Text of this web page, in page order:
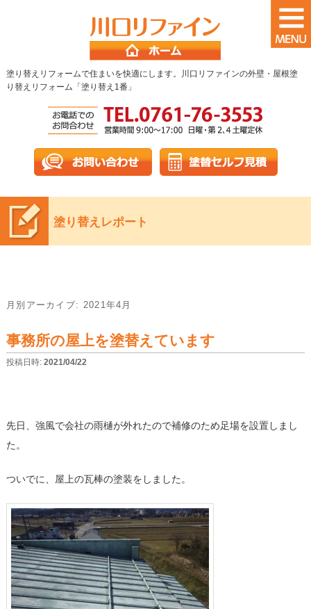
塗り替えリフォームで住まいを快適にします。川口リファインの外壁・屋根塗
り替えリフォーム「塗り替え1番」
塗り替えレポート
月別アーカイブ: 2021年4月
事務所の屋上を塗替えています
投稿日時: 2021/04/22
先日、強風で会社の雨樋が外れたので補修のため足場を設置しまし
た。
ついでに、屋上の瓦棒の塗装をしました。